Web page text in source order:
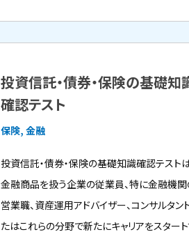
投資信託・債券・保険の基礎知
確認テスト
保険, 金融
投資信託・債券・保険の基礎知識確認テストは
金融商品を扱う企業の従業員、特に金融機関
営業職、資産運用アドバイザー、コンサルタン
たはこれらの分野で新たにキャリアをスター